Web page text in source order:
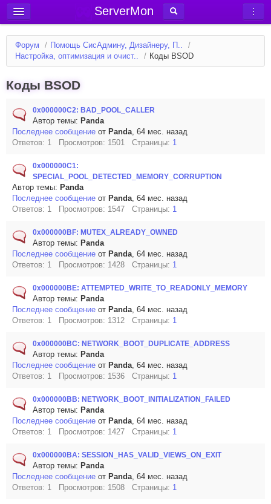
ServerMon
Добавить сервер
Мониторинг серверов
Блог
Статьи
Форум
Форум / Помощь СисАдмину, Дизайнеру, П..
/
Настройка, оптимизация и очист..
/ Коды BSOD
Коды BSOD
0x000000C2: BAD_POOL_CALLER
Автор темы: Panda
Последнее сообщение от Panda, 64 мес. назад
Ответов: 1 Просмотров: 1501 Страницы: 1
0x000000C1:
SPECIAL_POOL_DETECTED_MEMORY_CORRUPTION
Автор темы: Panda
Последнее сообщение от Panda, 64 мес. назад
Ответов: 1 Просмотров: 1547 Страницы: 1
0x000000BF: MUTEX_ALREADY_OWNED
Автор темы: Panda
Последнее сообщение от Panda, 64 мес. назад
Ответов: 1 Просмотров: 1428 Страницы: 1
0x000000BE: ATTEMPTED_WRITE_TO_READONLY_MEMORY
Автор темы: Panda
Последнее сообщение от Panda, 64 мес. назад
Ответов: 1 Просмотров: 1312 Страницы: 1
0x000000BC: NETWORK_BOOT_DUPLICATE_ADDRESS
Автор темы: Panda
Последнее сообщение от Panda, 64 мес. назад
Ответов: 1 Просмотров: 1536 Страницы: 1
0x000000BB: NETWORK_BOOT_INITIALIZATION_FAILED
Автор темы: Panda
Последнее сообщение от Panda, 64 мес. назад
Ответов: 1 Просмотров: 1427 Страницы: 1
0x000000BA: SESSION_HAS_VALID_VIEWS_ON_EXIT
Автор темы: Panda
Последнее сообщение от Panda, 64 мес. назад
Ответов: 1 Просмотров: 1508 Страницы: 1